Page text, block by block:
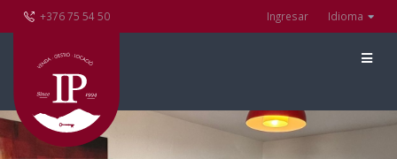
+376 75 54 50 Ingresar Idioma